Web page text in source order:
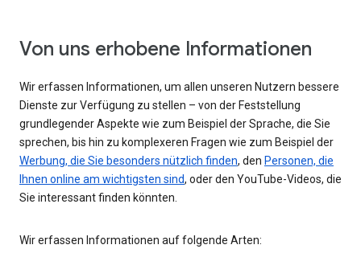
Von uns erhobene Informationen
Wir erfassen Informationen, um allen unseren Nutzern bessere
Dienste zur Verfügung zu stellen – von der Feststellung
grundlegender Aspekte wie zum Beispiel der Sprache, die Sie
sprechen, bis hin zu komplexeren Fragen wie zum Beispiel der
Werbung, die Sie besonders nützlich finden, den Personen, die
Ihnen online am wichtigsten sind, oder den YouTube-Videos, die
Sie interessant finden könnten.
Wir erfassen Informationen auf folgende Arten: